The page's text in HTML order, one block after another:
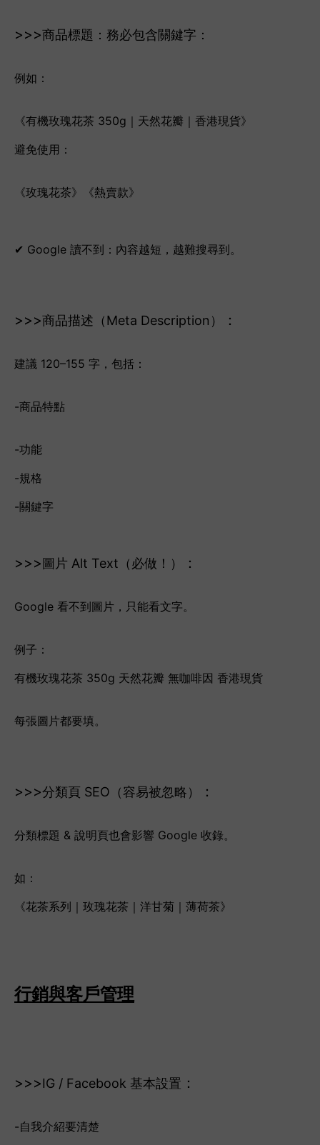
>>>商品標題：務必包含關鍵字：
例如：
《有機玫瑰花茶 350g｜天然花瓣｜香港現貨》
避免使用：
《玫瑰花茶》《熱賣款》
✔ Google 讀不到：內容越短，越難搜尋到。
>>>商品描述（Meta Description） ：
建議 120–155 字，包括：
-商品特點
-功能
-規格
-關鍵字
>>> 圖片 Alt Text（必做！） ：
Google 看不到圖片，只能看文字。
例子：
有機玫瑰花茶 350g 天然花瓣 無咖啡因 香港現貨
每張圖片都要填。
>>>分類頁 SEO（容易被忽略） ：
分類標題 & 說明頁也會影響 Google 收錄。
如：
《花茶系列｜玫瑰花茶｜洋甘菊｜薄荷茶》
行銷與客戶管理
>>>IG / Facebook 基本設置 ：
-自我介紹要清楚